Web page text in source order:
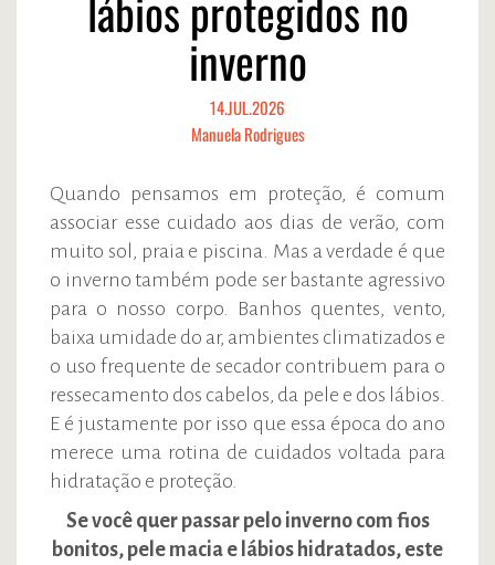
inverno
14.JUL.2026
Manuela Rodrigues
Quando pensamos em proteção, é comum
associar esse cuidado aos dias de verão, com
muito sol, praia e piscina. Mas a verdade é que
o inverno também pode ser bastante agressivo
para o nosso corpo. Banhos quentes, vento,
baixa umidade do ar, ambientes climatizados e
o uso frequente de secador contribuem para o
ressecamento dos cabelos, da pele e dos lábios.
E é justamente por isso que essa época do ano
merece uma rotina de cuidados voltada para
hidratação e proteção.
Se você quer passar pelo inverno com fios
bonitos, pele macia e lábios hidratados, este